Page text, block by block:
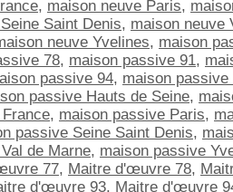
, maison neuve Paris,
Saint Denis, maison neuve
neuve Yvelines, maison
78, maison passive 91,
passive 94, maison passive
passive Hauts de Seine,
, maison passive Paris,
passive Seine Saint Denis,
de Marne, maison passive
77, Maitre d'œuvre 78,
d'œuvre 93, Maitre d'œuvre